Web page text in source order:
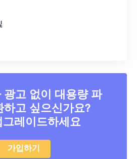
광고 없이 대용량 파
하고 싶으신가요?
그레이드하세요
가입하기